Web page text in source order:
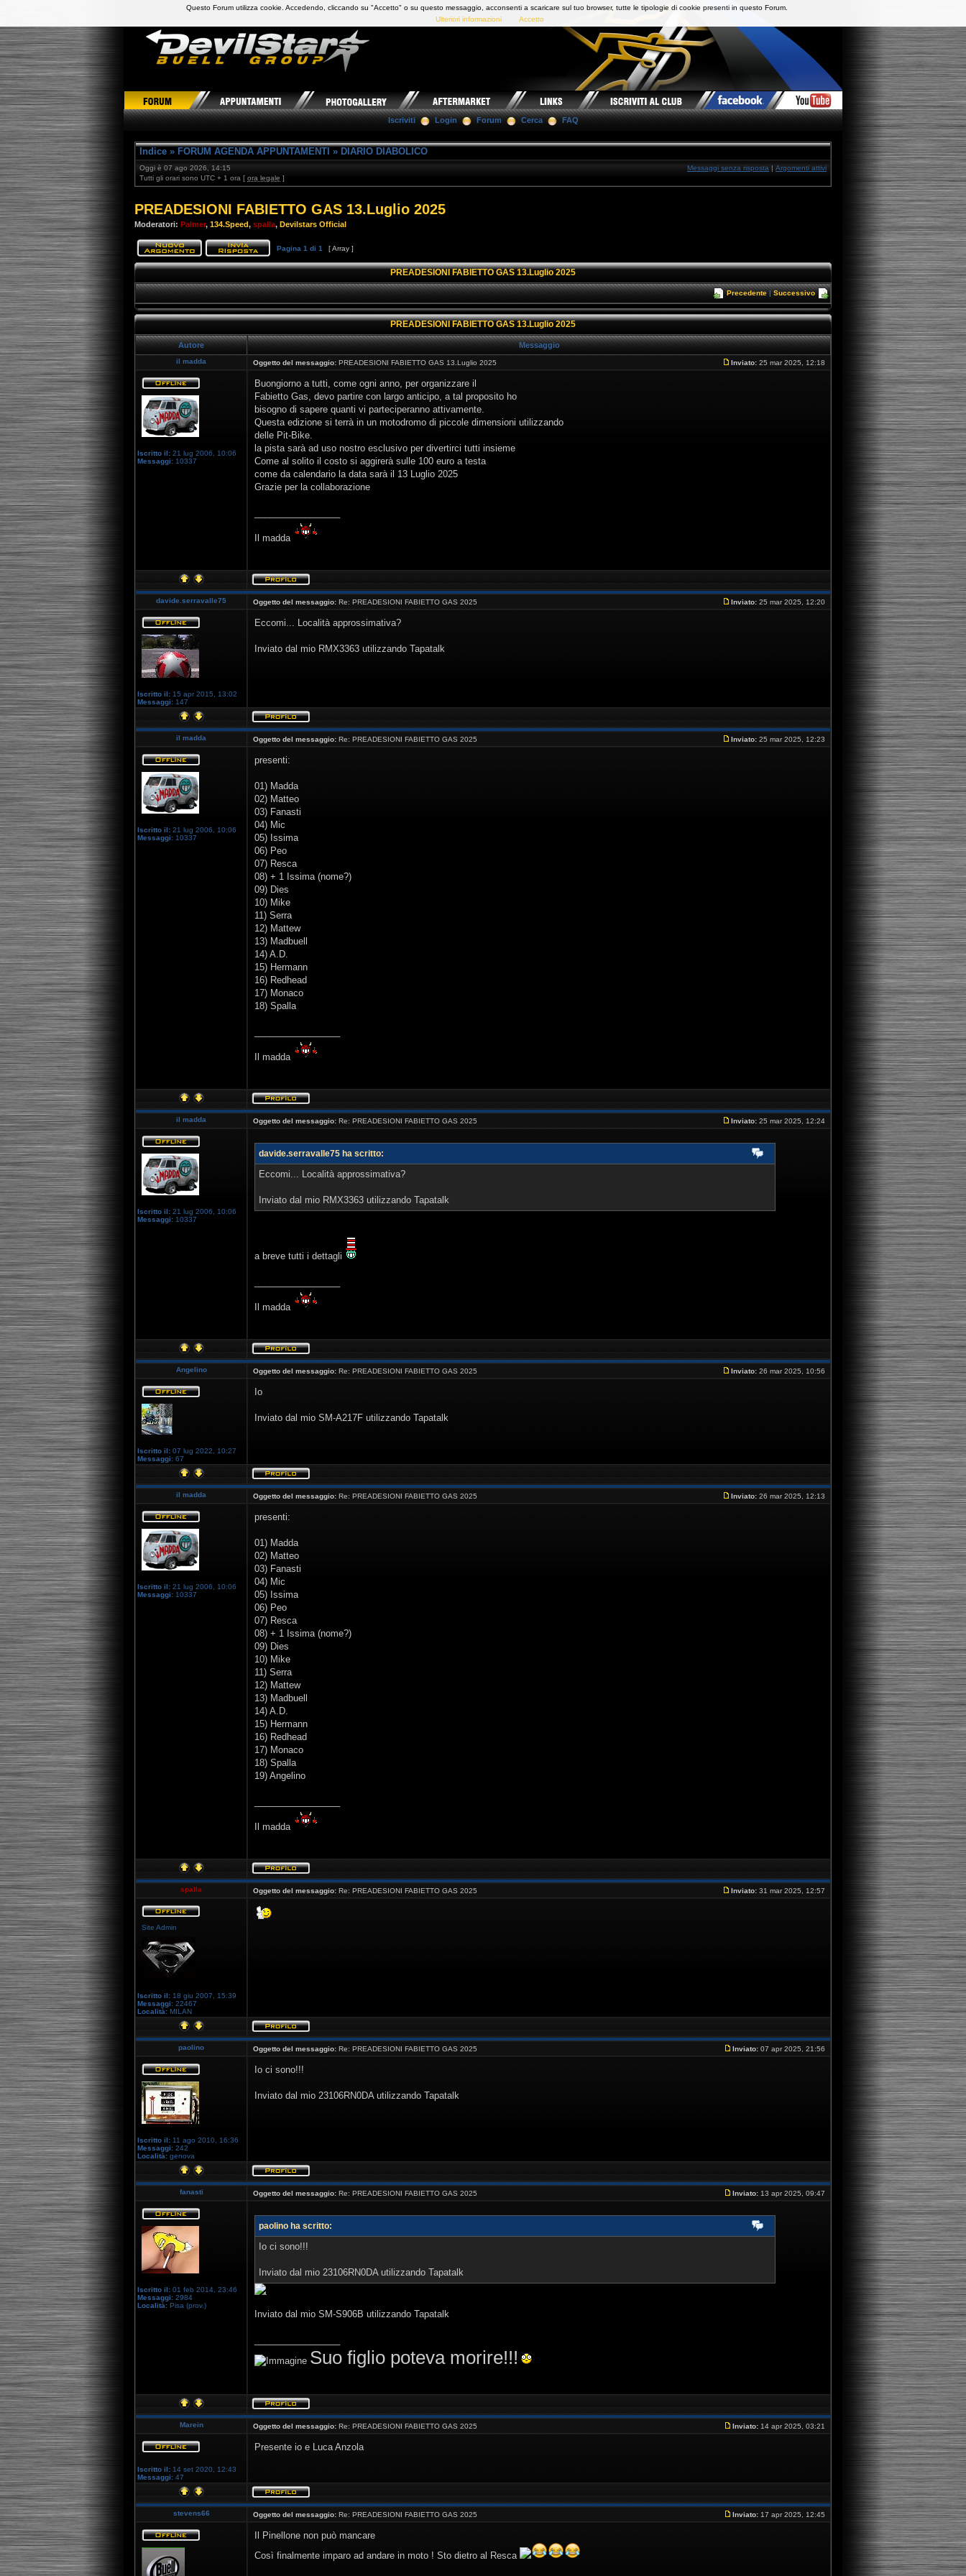
DevilStars Club Buell Italia
Iscriviti Login Forum Cerca FAQ
Indice » FORUM AGENDA APPUNTAMENTI » DIARIO DIABOLICO
Oggi è 07 ago 2026, 14:15
Tutti gli orari sono UTC + 1 ora [ ora legale ]
Messaggi senza risposta | Argomenti attivi
PREADESIONI FABIETTO GAS 13.Luglio 2025
Moderatori: Palmer, 134.Speed, spalla, Devilstars Official
Pagina 1 di 1 [ Array ]
PREADESIONI FABIETTO GAS 13.Luglio 2025
Precedente| Successivo
PREADESIONI FABIETTO GAS 13.Luglio 2025
Autore Messaggio
il madda Oggetto del messaggio: PREADESIONI FABIETTO GAS 13.Luglio 2025 Inviato: 25 mar 2025, 12:18
Iscritto il: 21 lug 2006, 10:06
Messaggi: 10337
Buongiorno a tutti, come ogni anno, per organizzare il
Fabietto Gas, devo partire con largo anticipo, a tal proposito ho
bisogno di sapere quanti vi parteciperanno attivamente.
Questa edizione si terrà in un motodromo di piccole dimensioni utilizzando
delle Pit-Bike.
la pista sarà ad uso nostro esclusivo per divertirci tutti insieme
Come al solito il costo si aggirerà sulle 100 euro a testa
come da calendario la data sarà il 13 Luglio 2025
Grazie per la collaborazione
Il madda
davide.serravalle75 Oggetto del messaggio: Re: PREADESIONI FABIETTO GAS 2025 Inviato: 25 mar 2025, 12:20
Iscritto il: 15 apr 2015, 13:02
Messaggi: 147
Eccomi... Località approssimativa?
Inviato dal mio RMX3363 utilizzando Tapatalk
il madda Oggetto del messaggio: Re: PREADESIONI FABIETTO GAS 2025 Inviato: 25 mar 2025, 12:23
Iscritto il: 21 lug 2006, 10:06
Messaggi: 10337
presenti:
01) Madda
02) Matteo
03) Fanasti
04) Mic
05) Issima
06) Peo
07) Resca
08) + 1 Issima (nome?)
09) Dies
10) Mike
11) Serra
12) Mattew
13) Madbuell
14) A.D.
15) Hermann
16) Redhead
17) Monaco
18) Spalla
Il madda
il madda Oggetto del messaggio: Re: PREADESIONI FABIETTO GAS 2025 Inviato: 25 mar 2025, 12:24
Iscritto il: 21 lug 2006, 10:06
Messaggi: 10337
davide.serravalle75 ha scritto:
Eccomi... Località approssimativa?
Inviato dal mio RMX3363 utilizzando Tapatalk
a breve tutti i dettagli
Il madda
Angelino Oggetto del messaggio: Re: PREADESIONI FABIETTO GAS 2025 Inviato: 26 mar 2025, 10:56
Iscritto il: 07 lug 2022, 10:27
Messaggi: 67
Io
Inviato dal mio SM-A217F utilizzando Tapatalk
il madda Oggetto del messaggio: Re: PREADESIONI FABIETTO GAS 2025 Inviato: 26 mar 2025, 12:13
Iscritto il: 21 lug 2006, 10:06
Messaggi: 10337
presenti:
01) Madda
02) Matteo
03) Fanasti
04) Mic
05) Issima
06) Peo
07) Resca
08) + 1 Issima (nome?)
09) Dies
10) Mike
11) Serra
12) Mattew
13) Madbuell
14) A.D.
15) Hermann
16) Redhead
17) Monaco
18) Spalla
19) Angelino
Il madda
spalla Oggetto del messaggio: Re: PREADESIONI FABIETTO GAS 2025 Inviato: 31 mar 2025, 12:57
Site Admin
Iscritto il: 18 giu 2007, 15:39
Messaggi: 22467
Località: MILAN
paolino Oggetto del messaggio: Re: PREADESIONI FABIETTO GAS 2025 Inviato: 07 apr 2025, 21:56
Iscritto il: 11 ago 2010, 16:36
Messaggi: 242
Località: genova
Io ci sono!!!
Inviato dal mio 23106RN0DA utilizzando Tapatalk
fanasti Oggetto del messaggio: Re: PREADESIONI FABIETTO GAS 2025 Inviato: 13 apr 2025, 09:47
Iscritto il: 01 feb 2014, 23:46
Messaggi: 2984
Località: Pisa (prov.)
paolino ha scritto:
Io ci sono!!!
Inviato dal mio 23106RN0DA utilizzando Tapatalk
Inviato dal mio SM-S906B utilizzando Tapatalk
Suo figlio poteva morire!!!
Marein Oggetto del messaggio: Re: PREADESIONI FABIETTO GAS 2025 Inviato: 14 apr 2025, 03:21
Iscritto il: 14 set 2020, 12:43
Messaggi: 47
Presente io e Luca Anzola
stevens66 Oggetto del messaggio: Re: PREADESIONI FABIETTO GAS 2025 Inviato: 17 apr 2025, 12:45
Il Pinellone non può mancare
Così finalmente imparo ad andare in moto ! Sto dietro al Resca
Questo Forum utilizza cookie. Accedendo, cliccando su "Accetto" o su questo messaggio, acconsenti a scaricare sul tuo browser, tutte le tipologie di cookie presenti in questo Forum.
Ulteriori informazioni
Accetto